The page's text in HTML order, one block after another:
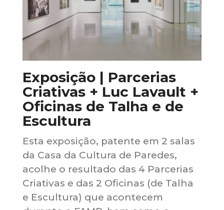
Exposição | Parcerias
Criativas + Luc Lavault +
Oficinas de Talha e de
Escultura
Esta exposição, patente em 2 salas
da Casa da Cultura de Paredes,
acolhe o resultado das 4 Parcerias
Criativas e das 2 Oficinas (de Talha
e Escultura) que acontecem